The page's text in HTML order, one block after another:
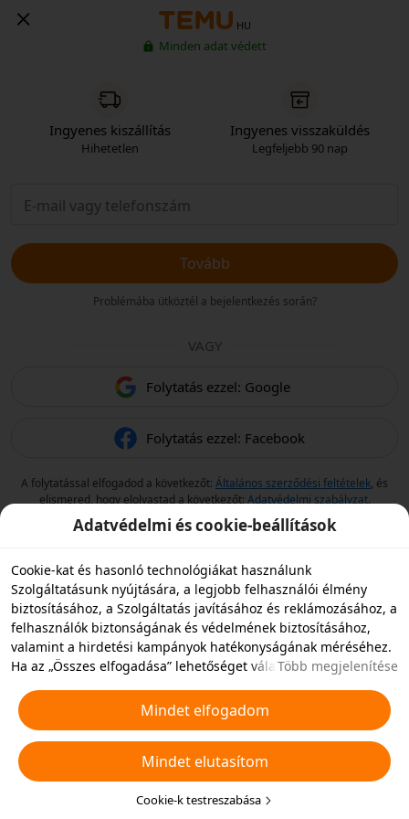
HU
Minden adat védett
Ingyenes kiszállítás
Hihetetlen
Ingyenes visszaküldés
Legfeljebb 90 nap
Tovább
Problémába ütköztél a bejelentkezés során?
VAGY
Folytatás ezzel: Google
Folytatás ezzel: Facebook
A folytatással elfogadod a következőt: Általános szerződési feltételek, és
elismered, hogy elolvastad a következőt: Adatvédelmi szabályzat.
Adatvédelmi és cookie-beállítások
Cookie-kat és hasonló technológiákat használunk
Szolgáltatásunk nyújtására, a legjobb felhasználói élmény
biztosításához, a Szolgáltatás javításához és reklámozásához, a
felhasználók biztonságának és védelmének biztosításához,
valamint a hirdetési kampányok hatékonyságának méréséhez.
Ha az „Összes elfogadása” lehetőséget választja, akkor
hasonló technológiákat tároljunk az eszközén hirdetési célokra.
Elutasíthatja az összes nem alapvető cookie-t, vagy az alábbi
„Cookie-k testreszabása” gombra kattintva vagy az adatvédelmi
beállításoknál bármikor kiválaszthatja, hogy mely típusú
cookie-kat szeretné elfogadni vagy letiltani. További
Cookie-kra és hasonló technológiákra
Több megjelenítése
Mindet elfogadom
Mindet elutasítom
Cookie-k testreszabása